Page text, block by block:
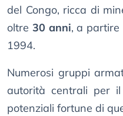
del Congo, ricca di
oltre 30 anni, a partire
1994.
Numerosi gruppi
autorità centrali per
potenziali fortune di